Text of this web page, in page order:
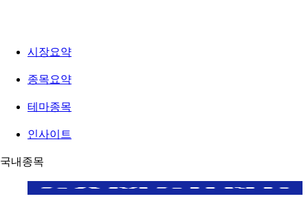
시장요약
종목요약
테마종목
인사이트
국내종목